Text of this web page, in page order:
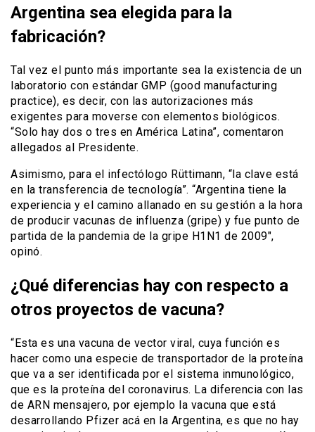
Argentina sea elegida para la
fabricación?
Tal vez el punto más importante sea la existencia de un
laboratorio con estándar GMP (good manufacturing
practice), es decir, con las autorizaciones más
exigentes para moverse con elementos biológicos.
“Solo hay dos o tres en América Latina”, comentaron
allegados al Presidente.
Asimismo, para el infectólogo Rüttimann, “la clave está
en la transferencia de tecnología”. “Argentina tiene la
experiencia y el camino allanado en su gestión a la hora
de producir vacunas de influenza (gripe) y fue punto de
partida de la pandemia de la gripe H1N1 de 2009″,
opinó.
¿Qué diferencias hay con respecto a
otros proyectos de vacuna?
“Esta es una vacuna de vector viral, cuya función es
hacer como una especie de transportador de la proteína
que va a ser identificada por el sistema inmunológico,
que es la proteína del coronavirus. La diferencia con las
de ARN mensajero, por ejemplo la vacuna que está
desarrollando Pfizer acá en la Argentina, es que no hay